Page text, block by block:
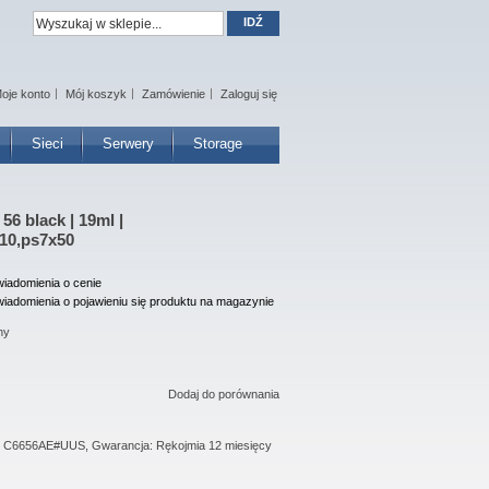
Sieci Serwery Storage
konto Mój koszyk Zamówienie Zaloguj się
IDŹ
black | 19ml |
o cenie
o pojawieniu się produktu na magazynie
Dodaj do porównania
Gwarancja: Rękojmia 12 miesięcy